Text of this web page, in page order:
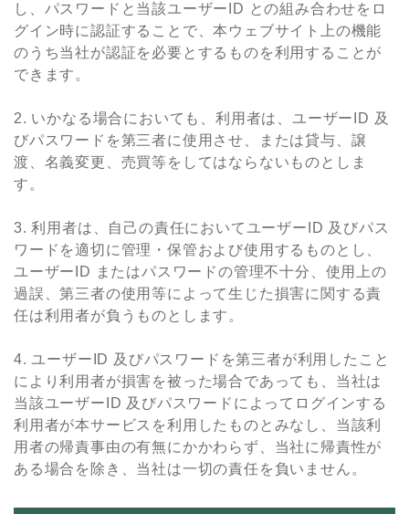
し、パスワードと当該ユーザーID との組み合わせをロ
グイン時に認証することで、本ウェブサイト上の機能
のうち当社が認証を必要とするものを利⽤することが
できます。
2. いかなる場合においても、利⽤者は、ユーザーID 及
びパスワードを第三者に使⽤させ、または貸与、譲
渡、名義変更、売買等をしてはならないものとしま
す。
3. 利⽤者は、⾃⼰の責任においてユーザーID 及びパス
ワードを適切に管理・保管および使⽤するものとし、
ユーザーID またはパスワードの管理不⼗分、使⽤上の
過誤、第三者の使⽤等によって⽣じた損害に関する責
任は利⽤者が負うものとします。
4. ユーザーID 及びパスワードを第三者が利⽤したこと
により利⽤者が損害を被った場合であっても、当社は
当該ユーザーID 及びパスワードによってログインする
利⽤者が本サービスを利⽤したものとみなし、当該利
⽤者の帰責事由の有無にかかわらず、当社に帰責性が
ある場合を除き、当社は⼀切の責任を負いません。